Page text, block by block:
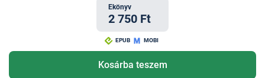
Ekönyv
2 750 Ft
EPUB MOBI
Kosárba teszem